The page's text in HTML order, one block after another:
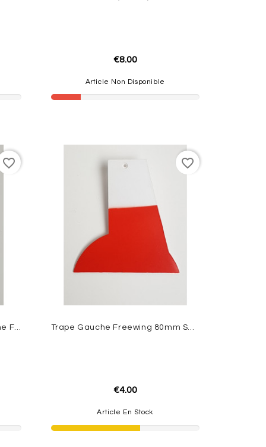
€8.00
Article Non Disponible
Train Rentrant Principal Gauche Freewing 80mm Super Scorpion
favorite_border
Trape Gauche Freewing 80mm Super Scorpion
€4.00
Article En Stock
favorite_border